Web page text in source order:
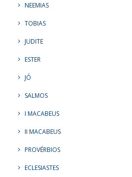
NEEMIAS
TOBIAS
JUDITE
ESTER
JÓ
SALMOS
I MACABEUS
II MACABEUS
PROVÉRBIOS
ECLESIASTES